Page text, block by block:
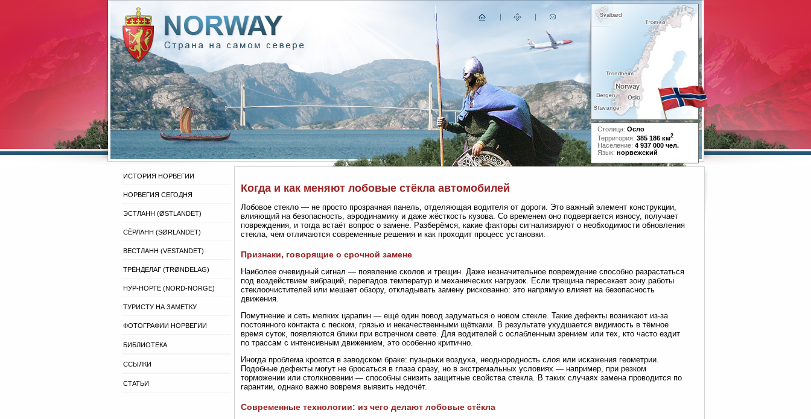
Столица: Осло
Территория: 385 186 км2
Население: 4 937 000 чел.
Язык: норвежский
ИСТОРИЯ НОРВЕГИИ
НОРВЕГИЯ СЕГОДНЯ
ЭСТЛАНН (ØSTLANDET)
СЁРЛАНН (SØRLANDET)
ВЕСТЛАНН (VESTANDET)
ТРЁНДЕЛАГ (TRØNDELAG)
НУР-НОРГЕ (NORD-NORGE)
ТУРИСТУ НА ЗАМЕТКУ
ФОТОГРАФИИ НОРВЕГИИ
БИБЛИОТЕКА
ССЫЛКИ
СТАТЬИ
Когда и как меняют лобовые стёкла автомобилей
Лобовое стекло — не просто прозрачная панель, отделяющая водителя от дороги. Это важный элемент конструкции,
влияющий на безопасность, аэродинамику и даже жёсткость кузова. Со временем оно подвергается износу, получает
повреждения, и тогда встаёт вопрос о замене. Разберёмся, какие факторы сигнализируют о необходимости обновления
стекла, чем отличаются современные решения и как проходит процесс установки.
Признаки, говорящие о срочной замене
Наиболее очевидный сигнал — появление сколов и трещин. Даже незначительное повреждение способно разрастаться
под воздействием вибраций, перепадов температур и механических нагрузок. Если трещина пересекает зону работы
стеклоочистителей или мешает обзору, откладывать замену рискованно: это напрямую влияет на безопасность
движения.
Помутнение и сеть мелких царапин — ещё один повод задуматься о новом стекле. Такие дефекты возникают из-за
постоянного контакта с песком, грязью и некачественными щётками. В результате ухудшается видимость в тёмное
время суток, появляются блики при встречном свете. Для водителей с ослабленным зрением или тех, кто часто ездит
по трассам с интенсивным движением, это особенно критично.
Иногда проблема кроется в заводском браке: пузырьки воздуха, неоднородность слоя или искажения геометрии.
Подобные дефекты могут не бросаться в глаза сразу, но в экстремальных условиях — например, при резком
торможении или столкновении — способны снизить защитные свойства стекла. В таких случаях замена проводится по
гарантии, однако важно вовремя выявить недочёт.
Современные технологии: из чего делают лобовые стёкла